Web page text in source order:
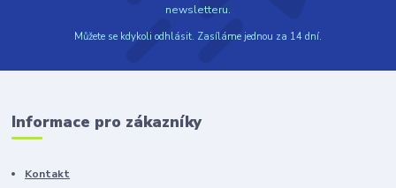
newsletteru.
Můžete se kdykoli odhlásit. Zasíláme jednou za 14 dní.
Informace pro zákazníky
Kontakt